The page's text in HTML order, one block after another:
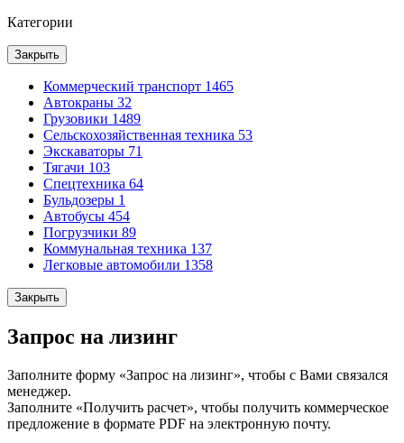
Категории
Закрыть
Коммерческий транспорт 1465
Автокраны 32
Грузовики 1489
Сельскохозяйственная техника 53
Экскаваторы 71
Тягачи 103
Спецтехника 64
Бульдозеры 1
Автобусы 454
Погрузчики 89
Коммунальная техника 137
Легковые автомобили 1358
Закрыть
Запрос на лизинг
Заполните форму «Запрос на лизинг», чтобы с Вами связался
менеджер.
Заполните «Получить расчет», чтобы получить коммерческое
предложение в формате PDF на электронную почту.